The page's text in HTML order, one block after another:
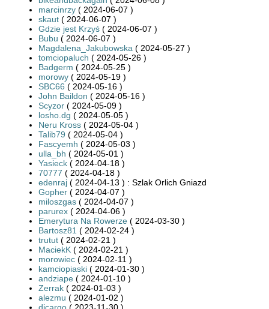
marcinrzy ( 2024-06-07 )
skaut ( 2024-06-07 )
Gdzie jest Krzyś ( 2024-06-07 )
Bubu ( 2024-06-07 )
Magdalena_Jakubowska ( 2024-05-27 )
tomciopaluch ( 2024-05-26 )
Badgerm ( 2024-05-25 )
morowy ( 2024-05-19 )
SBC66 ( 2024-05-16 )
John Baildon ( 2024-05-16 )
Scyzor ( 2024-05-09 )
losho.dg ( 2024-05-05 )
Neru Kross ( 2024-05-04 )
Talib79 ( 2024-05-04 )
Fascyemh ( 2024-05-03 )
ulla_bh ( 2024-05-01 )
Yasieck ( 2024-04-18 )
70777 ( 2024-04-18 )
edenraj ( 2024-04-13 ) : Szlak Orlich Gniazd
Gopher ( 2024-04-07 )
miloszgas ( 2024-04-07 )
parurex ( 2024-04-06 )
Emerytura Na Rowerze ( 2024-03-30 )
Bartosz81 ( 2024-02-24 )
trutut ( 2024-02-21 )
MaciekK ( 2024-02-21 )
morowiec ( 2024-02-11 )
kamciopiaski ( 2024-01-30 )
andziape ( 2024-01-10 )
Zerrak ( 2024-01-03 )
alezmu ( 2024-01-02 )
djcargo ( 2023-11-30 )